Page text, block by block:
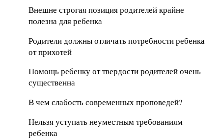
Внешне строгая позиция родителей крайне
полезна для ребенка
Родители должны отличать потребности ребенка
от прихотей
Помощь ребенку от твердости родителей очень
существенна
В чем слабость современных проповедей?
Нельзя уступать неуместным требованиям
ребенка